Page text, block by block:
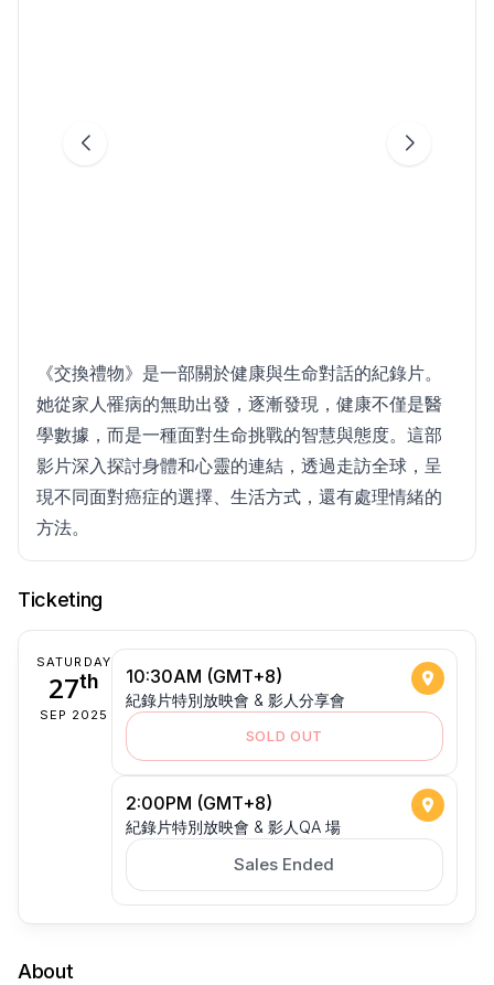
《交換禮物》是一部關於健康與生命對話的紀錄片。
她從家人罹病的無助出發，逐漸發現，健康不僅是醫
學數據，而是一種面對生命挑戰的智慧與態度。這部
影片深入探討身體和心靈的連結，透過走訪全球，呈
現不同面對癌症的選擇、生活方式，還有處理情緒的
方法。
Ticketing
SATURDAY
27th
SEP 2025
10:30AM (GMT+8)
紀錄片特別放映會 & 影人分享會
SOLD OUT
2:00PM (GMT+8)
紀錄片特別放映會 & 影人QA 場
Sales Ended
About